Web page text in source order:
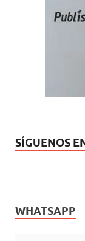
SÍGUENOS
WHATSAPP